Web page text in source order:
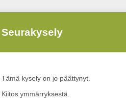
Seurakysely
Tämä kysely on jo päättynyt.
Kiitos ymmärryksestä.